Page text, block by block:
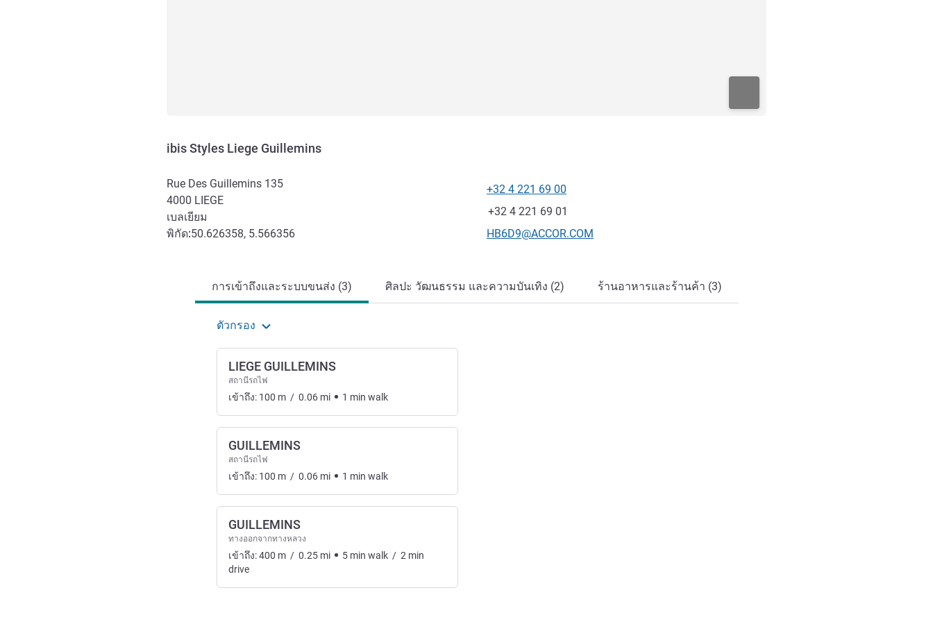
ibis Styles Liege Guillemins
Rue Des Guillemins 135
4000 LIEGE
เบลเยียม
พิกัด:50.626358, 5.566356
โทรศัพท์
+32 4 221 69 00
แฟกซ์
+32 4 221 69 01
อีเมลติดต่อ
HB6D9@ACCOR.COM
การเข้าถึงและระบบขนส่ง (3) ศิลปะ วัฒนธรรม และความบันเทิง (2) ร้านอาหารและร้านค้า (3)
ตัวกรอง
LIEGE GUILLEMINS
สถานีรถไฟ
เข้าถึง: 100 m / 0.06 mi 1 min walk
GUILLEMINS
สถานีรถไฟ
เข้าถึง: 100 m / 0.06 mi 1 min walk
GUILLEMINS
ทางออกจากทางหลวง
เข้าถึง:400 m / 0.25 mi 5 min walk / 2 min
drive